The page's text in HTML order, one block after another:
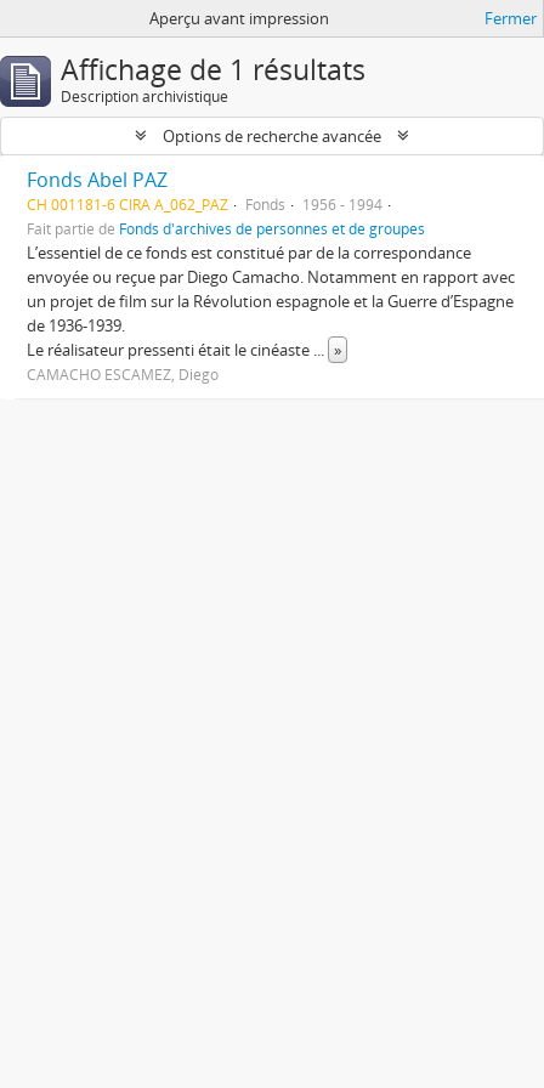
Aperçu avant impression Fermer
Affichage de 1 résultats
Description archivistique
Options de recherche avancée
Fonds Abel PAZ
CH 001181-6 CIRA A_062_PAZ Fonds
1956 - 1994
Fait partie de Fonds d'archives de personnes et de groupes
L’essentiel de ce fonds est constitué par de la correspondance
envoyée ou reçue par Diego Camacho. Notamment en rapport avec
un projet de film sur la Révolution espagnole et la Guerre d’Espagne
de 1936-1939.
Le réalisateur pressenti était le cinéaste ... »
CAMACHO ESCAMEZ, Diego